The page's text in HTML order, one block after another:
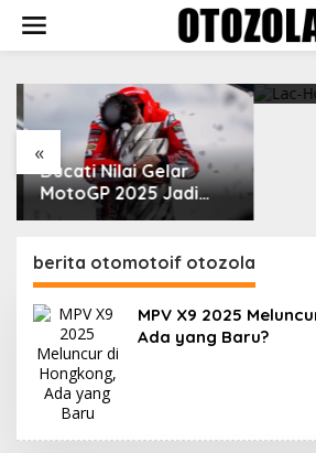
content
«
Ducati Nilai Gelar
MotoGP 2025 Jadi
Cara Marc Marquez
berita otomotoif otozola
MPV X9 2025
Ada yang Baru?